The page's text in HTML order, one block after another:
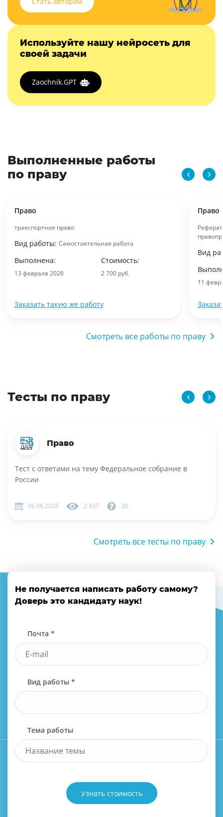
Используйте нашу нейросеть для
своей задачи
Zaochnik.GPT
Выполненные работы
по праву
Право
траеспортное право
Вид работы: Самостоятельная работа
Выполнена:
13 февраля 2026
Стоимость:
2 700 руб.
Заказать такую же работу
Право
Вид
11
Смотреть все работы по праву
Тесты по праву
Право
Тест с ответами на тему Федеральное собрание в
России
06.06.2026 2 437 30
Смотреть все тесты по праву
Не получается написать работу самому?
Доверь это кандидату наук!
Почта *
Вид работы *
Тема работы
Узнать стоимость